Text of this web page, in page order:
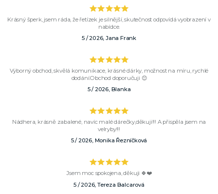
Krásný šperk, jsem ráda, že řetízek je silnější, skutečnost odpovídá vyobrazení v
nabídce.
5 / 2026, Jana Frank
Výborný obchod, skvělá komunikace, krásné dárky, možnost na míru, rychlé
dodání.Obchod doporučuji 😊
5 / 2026, Blanka
Nádhera, krásně zabalené, navíc malé dárečky,děkuji!!! A přispěla jsem na
velryby!!!
5 / 2026, Monika Řezníčková
Jsem moc spokojena, děkuji 🍀❤️
5 / 2026, Tereza Balcarová